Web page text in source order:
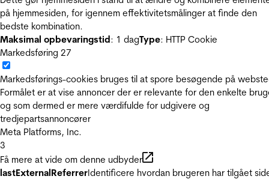
på hjemmesiden, for igennem effektivitetsmålinger at finde den
bedste kombination.
Maksimal opbevaringstid: 1 dagType: HTTP Cookie
Markedsføring 27
Markedsførings-cookies bruges til at spore besøgende på
Formålet er at vise annoncer der er relevante for den enkelte
og som dermed er mere værdifulde for udgivere og
tredjepartsannoncører
Meta Platforms, Inc.
3
Få mere at vide om denne udbyder
lastExternalReferrerIdentificere hvordan brugeren har tilgået